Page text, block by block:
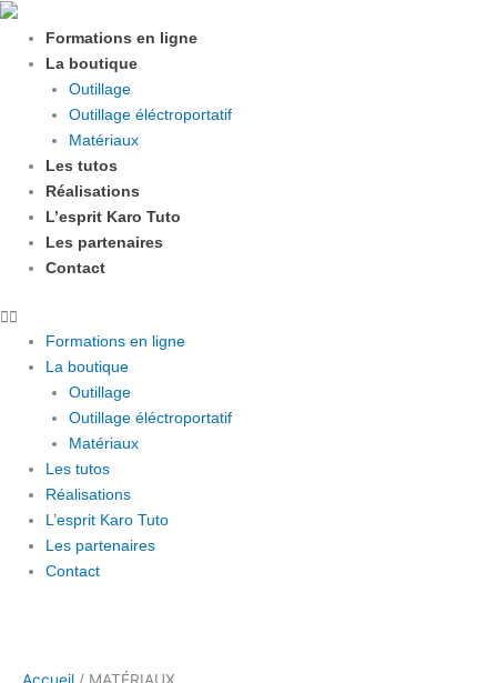
Aller
contenu
Formations en ligne
La boutique
Outillage
Outillage éléctroportatif
Matériaux
Les tutos
Réalisations
L’esprit Karo Tuto
Les partenaires
Contact
Formations en ligne
La boutique
Outillage
Outillage éléctroportatif
Matériaux
Les tutos
Réalisations
L’esprit Karo Tuto
Les partenaires
Contact